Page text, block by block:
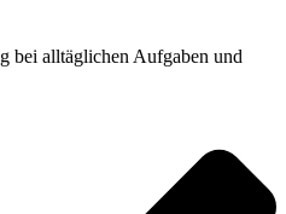
bei alltäglichen Aufgaben und